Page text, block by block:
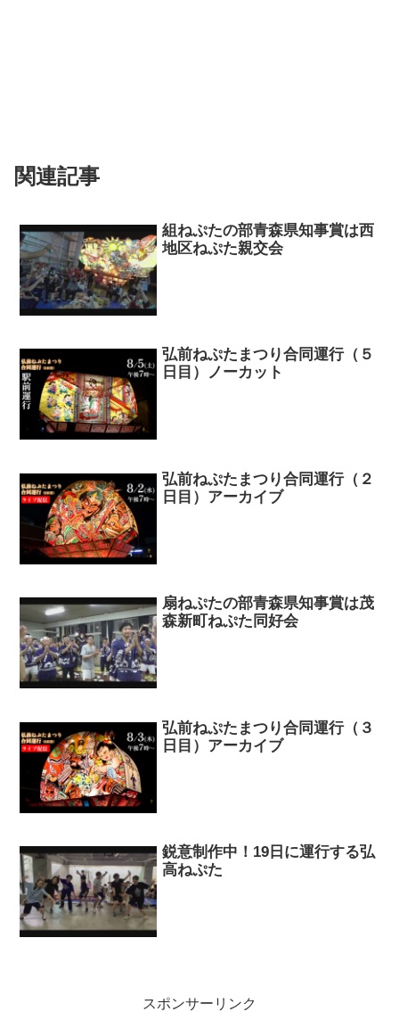
関連記事
組ねぷたの部青森県知事賞は西
地区ねぷた親交会
弘前ねぷたまつり合同運行（５
日目）ノーカット
弘前ねぷたまつり合同運行（２
日目）アーカイブ
扇ねぷたの部青森県知事賞は茂
森新町ねぷた同好会
弘前ねぷたまつり合同運行（３
日目）アーカイブ
鋭意制作中！19日に運行する弘
高ねぷた
スポンサーリンク